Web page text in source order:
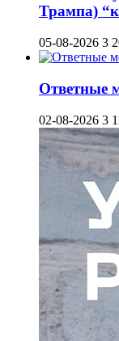
Трампа)
05-08-2026 3
Ответные
02-08-2026 3